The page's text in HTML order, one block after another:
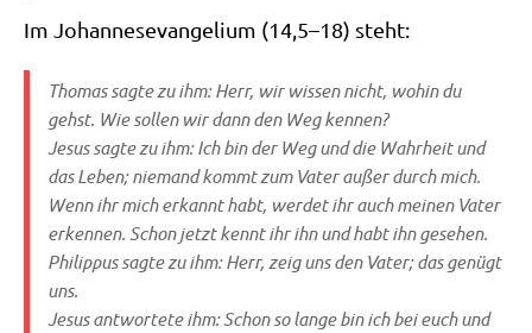
Im Johan­nes­evan­ge­li­um (14,5–18) steht:
Tho­mas sag­te zu ihm: Herr, wir wis­sen nicht, wohin du
gehst. Wie sol­len wir dann den Weg kennen?
Jesus sag­te zu ihm: Ich bin der Weg und die Wahr­heit und
das Leben; nie­mand kommt zum Vater außer durch mich.
Wenn ihr mich erkannt habt, wer­det ihr auch mei­nen Vater
erken­nen. Schon jetzt kennt ihr ihn und habt ihn gesehen.
Phil­ip­pus sag­te zu ihm: Herr, zeig uns den Vater; das genügt
uns.
Jesus ant­wor­te­te ihm: Schon so lan­ge bin ich bei euch und